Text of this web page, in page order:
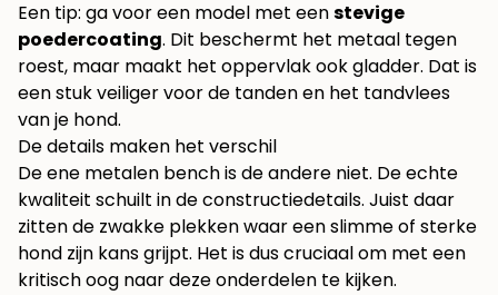
Een tip: ga voor een model met eenstevige
poedercoating. Dit beschermt het metaal tegen
roest, maar maakt het oppervlak ook gladder. Dat is
een stuk veiliger voor de tanden en het tandvlees
van je hond.
De details maken het verschil
De ene metalen bench is de andere niet. De echte
kwaliteit schuilt in de constructiedetails. Juist daar
zitten de zwakke plekken waar een slimme of sterke
hond zijn kans grijpt. Het is dus cruciaal om met een
kritisch oog naar deze onderdelen te kijken.